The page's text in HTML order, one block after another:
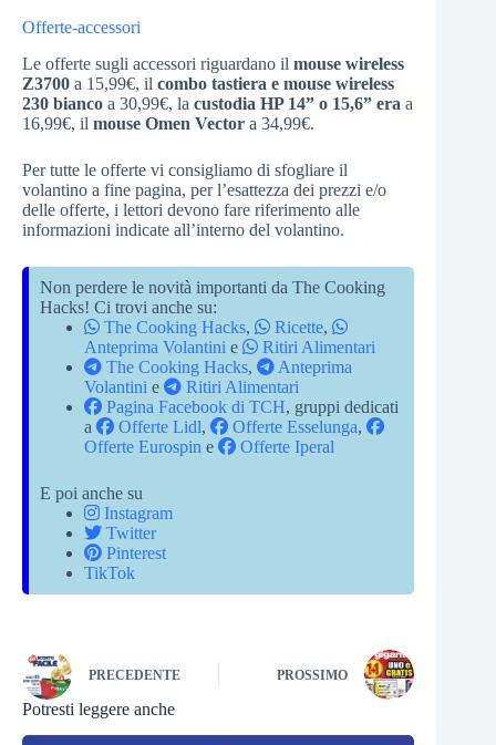
Offerte-accessori
Le offerte sugli accessori riguardano il mouse wireless
Z3700 a 15,99€, il combo tastiera e mouse wireless
230 bianco a 30,99€, la custodia HP 14” o 15,6” era a
16,99€, il mouse Omen Vector a 34,99€.
Per tutte le offerte vi consigliamo di sfogliare il
volantino a fine pagina, per l’esattezza dei prezzi e/o
delle offerte, i lettori devono fare riferimento alle
informazioni indicate all’interno del volantino.
Non perdere le novità importanti da The Cooking
Hacks! Ci trovi anche su:
The Cooking Hacks, Ricette,
Anteprima Volantini e
Ritiri Alimentari
The Cooking Hacks,
Anteprima
Volantini e
Ritiri Alimentari
Pagina Facebook di TCH, gruppi dedicati
a
Offerte Lidl, Offerte Esselunga,
Offerte Eurospin e Offerte Iperal
E poi anche su
Instagram
Twitter
Pinterest
TikTok
PRECEDENTE PROSSIMO
Potresti leggere anche